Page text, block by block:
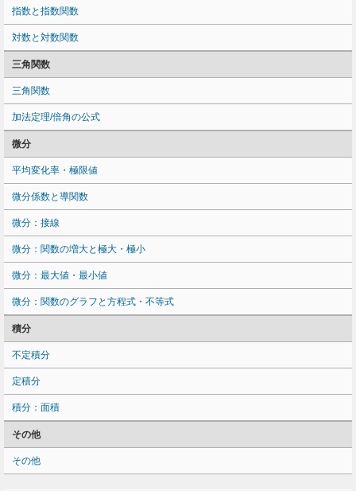
指数と指数関数
対数と対数関数
三角関数
三角関数
加法定理/倍角の公式
微分
平均変化率・極限値
微分係数と導関数
微分：接線
微分：関数の増大と極大・極小
微分：最大値・最小値
微分：関数のグラフと方程式・不等式
積分
不定積分
定積分
積分：面積
その他
その他